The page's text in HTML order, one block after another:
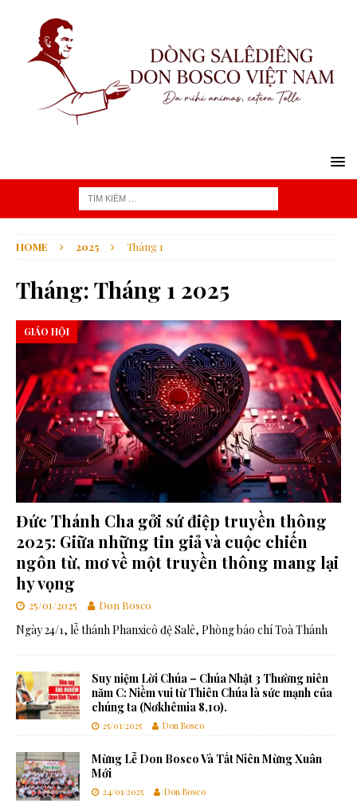
HOME 2025 Tháng 1
Tháng:Tháng 1 2025
GIÁO HỘI
Đức Thánh Cha gởi sứ điệp truyền thông
2025: Giữa những tin giả và cuộc chiến
ngôn từ, mơ về một truyền thông mang lại
hy vọng
25/01/2025 Don Bosco
Ngày 24/1, lễ thánh Phanxicô đệ Salê, Phòng báo chí Toà Thánh
Suy niệm Lời Chúa – Chúa Nhật 3 Thường niên
năm C: Niềm vui từ Thiên Chúa là sức mạnh của
chúng ta (Nơkhêmia 8,10).
25/01/2025 Don Bosco
Mừng Lễ Don Bosco Và Tất Niên Mừng Xuân
Mới
24/01/2025 Don Bosco